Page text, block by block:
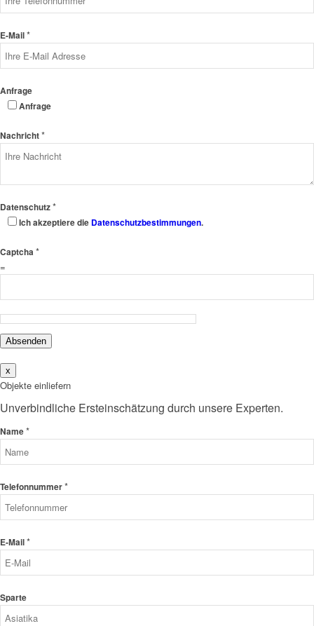
E-Mail*
Anfrage
Anfrage
Nachricht*
Datenschutz*
Ich akzeptiere die Datenschutzbestimmungen.
Captcha *
=
Absenden
x
Objekte einliefern
Unverbindliche Ersteinschätzung durch unsere Experten.
Name*
Telefonnummer*
E-Mail*
Sparte